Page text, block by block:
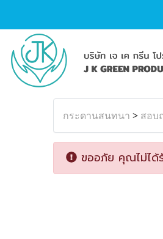
กระดานสนทนา > สอบ
ขออภัย คุณไม่ได้